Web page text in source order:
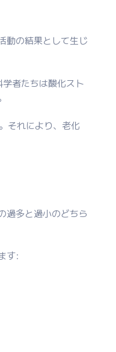
動の結果として生じ
者たちは酸化スト
それにより、老化
過多と過小のどちら
す: